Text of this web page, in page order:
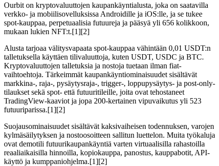
Ourbit on kryptovaluuttojen kaupankäyntialusta, joka on saatavilla
verkko- ja mobiilisovelluksissa Androidille ja iOS:lle, ja se tukee
spot-kauppaa, perpetuaalisia futuureja ja pääsyä yli 656 kolikkoon,
mukaan lukien NFT:t.[1][2]
Alusta tarjoaa välitysvapaata spot-kauppaa vähintään 0,01 USDT:n
talletuksella käyttäen tilivaluuttoja, kuten USDT, USDC ja BTC.
Kryptovaluuttojen talletuksia ja nostoja tuetaan ilman fiat-
vaihtoehtoja. Tärkeimmät kaupankäyntiominaisuudet sisältävät
markkina-, raja-, pysäytysraja-, trigger-, loppupysäytys- ja post-only-
tilaukset sekä spot- että futuuritileille, joita ovat tehostaneet
TradingView-kaaviot ja jopa 200-kertainen vipuvaikutus yli 523
futuuriparissa.[1][2]
Suojausominaisuudet sisältävät kaksivaiheisen todennuksen, varojen
kylmäsäilytyksen ja nostoosoitteen sallitun luettelon. Muita työkaluja
ovat demotili futuurikaupankäyntiä varten virtuaalisilla rahastoilla
reaaliaikaisilla hinnoilla, kopiokauppa, panostus, kauppabotit, API-
käyttö ja kumppaniohjelma.[1][2]